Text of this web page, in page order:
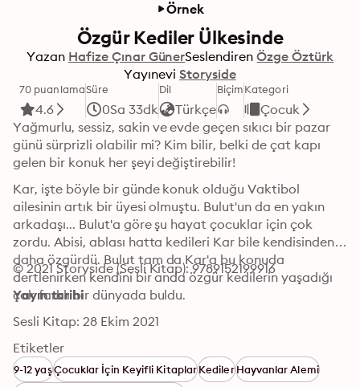
Örnek
Özgür Kediler Ülkesinde
Yazan Hafize Çınar GünerSeslendiren Özge Öztürk
Yayınevi Storyside
70 puanlama
4.6
Süre
0Sa 33dk
Dil
Türkçe
BiçimKategori
Çocuk
Yağmurlu, sessiz, sakin ve evde geçen sıkıcı bir pazar
günü sürprizli olabilir mi? Kim bilir, belki de çat kapı
gelen bir konuk her şeyi değiştirebilir!
Kar, işte böyle bir günde konuk olduğu Vaktibol
ailesinin artık bir üyesi olmuştu. Bulut'un da en yakın
arkadaşı... Bulut'a göre şu hayat çocuklar için çok
zordu. Abisi, ablası hatta kedileri Kar bile kendisinden
daha özgürdü. Bulut tam da Kar'a bu konuda
dertlenirken kendini bir anda özgür kedilerin yaşadığı
çok farklı bir dünyada buldu.
© 2021 Storyside (Sesli Kitap): 9789152199916
Yayın tarihi
Sesli Kitap: 28 Ekim 2021
Etiketler
9-12 yaşÇocuklar İçin Keyifli KitaplarKedilerHayvanlar Alemi